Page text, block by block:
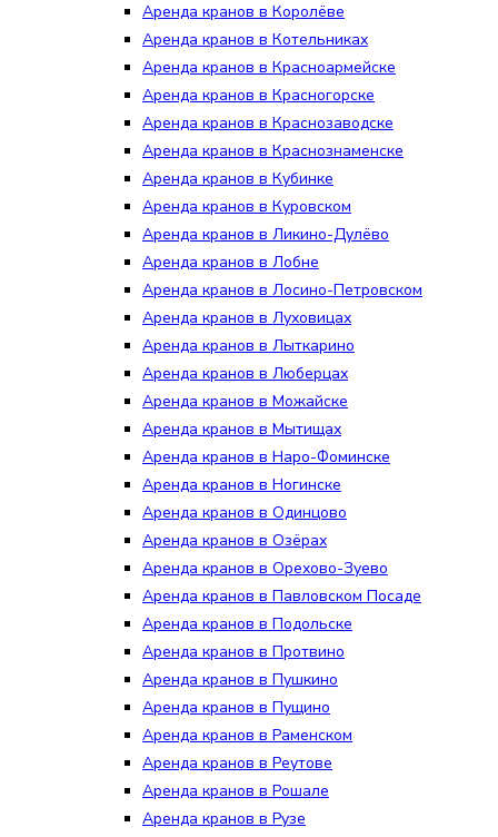
Аренда кранов в Королёве
Аренда кранов в Котельниках
Аренда кранов в Красноармейске
Аренда кранов в Красногорске
Аренда кранов в Краснозаводске
Аренда кранов в Краснознаменске
Аренда кранов в Кубинке
Аренда кранов в Куровском
Аренда кранов в Ликино-Дулёво
Аренда кранов в Лобне
Аренда кранов в Лосино-Петровском
Аренда кранов в Луховицах
Аренда кранов в Лыткарино
Аренда кранов в Люберцах
Аренда кранов в Можайске
Аренда кранов в Мытищах
Аренда кранов в Наро-Фоминске
Аренда кранов в Ногинске
Аренда кранов в Одинцово
Аренда кранов в Озёрах
Аренда кранов в Орехово-Зуево
Аренда кранов в Павловском Посаде
Аренда кранов в Подольске
Аренда кранов в Протвино
Аренда кранов в Пушкино
Аренда кранов в Пущино
Аренда кранов в Раменском
Аренда кранов в Реутове
Аренда кранов в Рошале
Аренда кранов в Рузе